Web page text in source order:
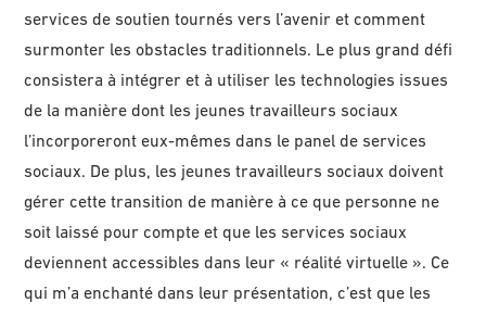
services de soutien tournés vers l’avenir et comment
surmonter les obstacles traditionnels. Le plus grand défi
consistera à intégrer et à utiliser les technologies issues
de la manière dont les jeunes travailleurs sociaux
l’incorporeront eux-mêmes dans le panelde services
sociaux. De plus, les jeunes travailleurs sociaux doivent
gérer cette transition de manière à ce que personne ne
soit laissé pour compte et que les services sociaux
deviennent accessibles dans leur « réalité virtuelle ». Ce
qui m’a enchanté dans leur présentation, c’est que les